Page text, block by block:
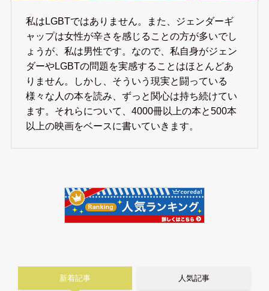
私はLGBTではありません。また、ジェンダーギ
ャップは女性が辛さを感じることの方が多いでし
ょうが、私は男性です。なので、私自身がジェン
ダーやLGBTの問題を実感することはほとんどあ
りません。しかし、そういう現実と闘っている
様々な人の本を読み、ずっと関心は持ち続けてい
ます。それらについて、4000冊以上の本と500本
以上の映画をベースに書いていきます。
新着記事 人気記事